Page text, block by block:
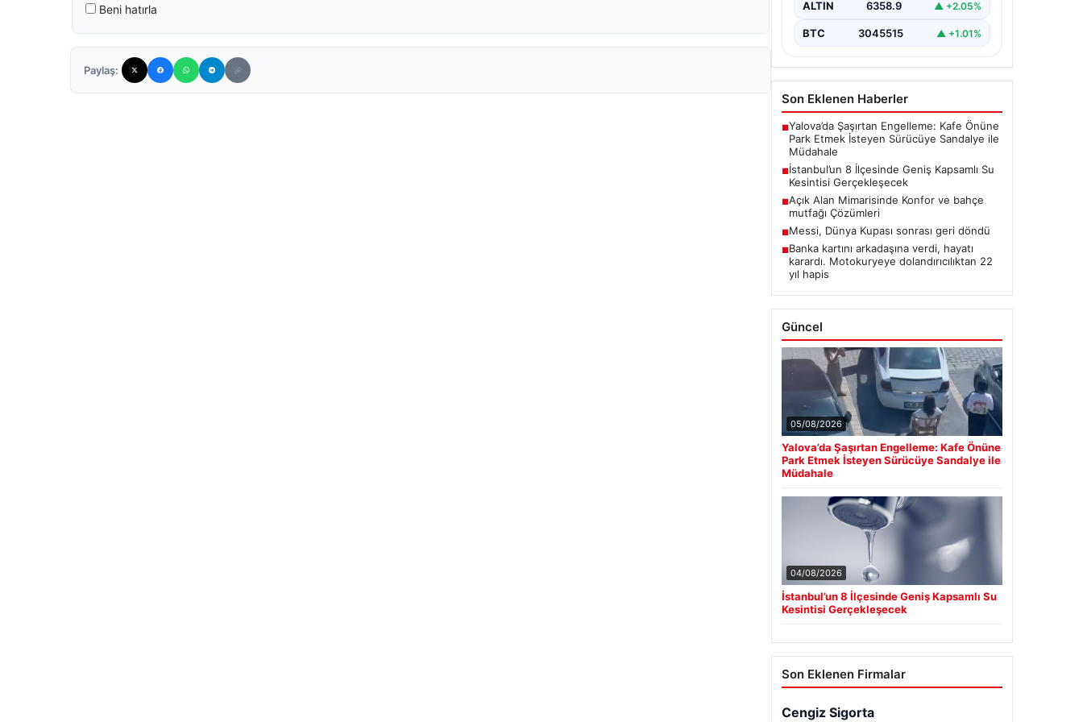
Beni hatırla
Paylaş:
ALTIN 6358.9 ▲ +2.05%
BTC 3045515 ▲ +1.01%
Son Eklenen Haberler
■Yalova’da Şaşırtan Engelleme: Kafe Önüne
Park Etmek İsteyen Sürücüye Sandalye ile
Müdahale
■İstanbul’un 8 İlçesinde Geniş Kapsamlı Su
Kesintisi Gerçekleşecek
■Açık Alan Mimarisinde Konfor ve bahçe
mutfağı Çözümleri
■Messi, Dünya Kupası sonrası geri döndü
■Banka kartını arkadaşına verdi, hayatı
karardı. Motokuryeye dolandırıcılıktan 22
yıl hapis
Güncel
05/08/2026
Yalova’da Şaşırtan Engelleme: Kafe Önüne
Park Etmek İsteyen Sürücüye Sandalye ile
Müdahale
04/08/2026
İstanbul’un 8 İlçesinde Geniş Kapsamlı Su
Kesintisi Gerçekleşecek
Son Eklenen Firmalar
Cengiz Sigorta